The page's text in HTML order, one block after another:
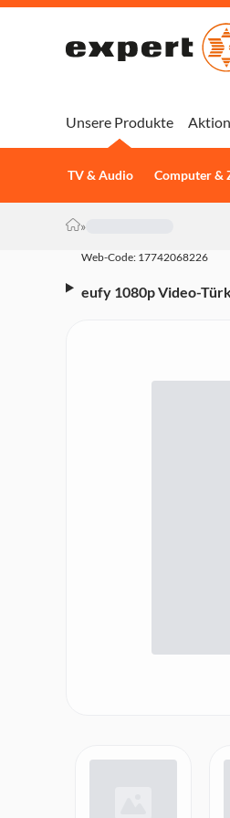
Unsere Produkte
TV & Audio Computer &
»
Web-Code: 17742068226
eufy 1080p Video-